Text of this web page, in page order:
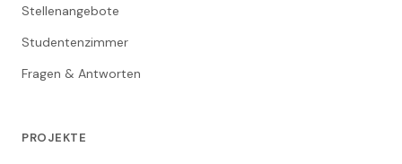
Stellenangebote
Studentenzimmer
Fragen & Antworten
PROJEKTE